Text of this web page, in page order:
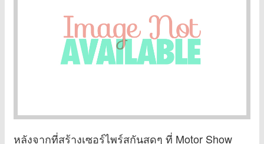
หลังจากที่สร้างเซอร์ไพร์สกันสุดๆ ที่ Motor Show